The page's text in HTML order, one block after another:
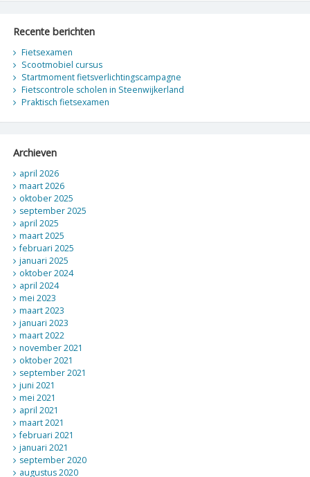
Recente berichten
Fietsexamen
Scootmobiel cursus
Startmoment fietsverlichtingscampagne
Fietscontrole scholen in Steenwijkerland
Praktisch fietsexamen
Archieven
april 2026
maart 2026
oktober 2025
september 2025
april 2025
maart 2025
februari 2025
januari 2025
oktober 2024
april 2024
mei 2023
maart 2023
januari 2023
maart 2022
november 2021
oktober 2021
september 2021
juni 2021
mei 2021
april 2021
maart 2021
februari 2021
januari 2021
september 2020
augustus 2020